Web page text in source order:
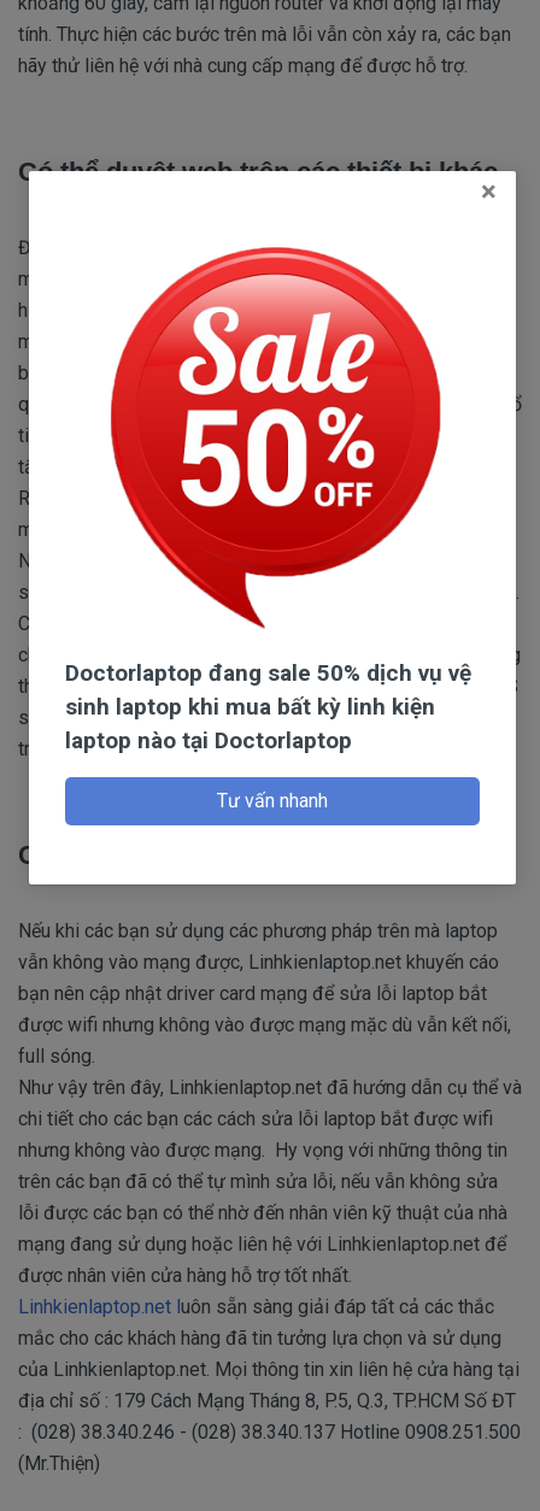
tính. Thực hiện các bước trên mà lỗi vẫn còn xảy ra, các bạn
hãy thử liên hệ với nhà cung cấp mạng để được hỗ trợ.
Có thể duyệt web trên các thiết bị khác
Để sửa lỗi laptop bắt được wifi nhưng không vào được
mạng các bạn có thể duyệt web trên các thiết bị khác. Thực
hiện xóa các file tạm thời như: Nhấn Windows + X để mở
menu Winx, click chọn File Explorer. Trên thanh địa chỉ, các
bạn nhập C:Windows emp nhấn Enter. Nếu được yêu cầu
quyền Admin, các bạn click Continue để tiếp tục. Trên cửa sổ
tiếp theo sẽ hiển thị các file tạm thời, nhấn Ctrl + A để chọn
tất cả các file, kích chuột phải vào đó rồi chọn Delete.
Reset lại DNS. Các bạn kích chuột phải vào biểu tượng
mạng ở góc dưới cùng bên phải màn hình, chọn Open
Network and Sharing Center. Click chọn Change adapter
settings và chọn card Wifi của bạn rồi click chọn Properties.
Chọn Internet Protocol Version 4 click chọn Properties,
chọn Obtain an IP address automatically. Nếu các bạn không
thể kết nối với Internet, bạn hãy chọn Use the following DNS
server addresses và điền các địa chỉ DNS. Ấn OK để kiểm
tra xem lỗi còn hay không
Cập nhật driver card mạng
Nếu khi các bạn sử dụng các phương pháp trên mà laptop
vẫn không vào mạng được, Linhkienlaptop.net khuyến cáo
bạn nên cập nhật driver card mạng để sửa lỗi laptop bắt
được wifi nhưng không vào được mạng mặc dù vẫn kết nối,
full sóng.
Như vậy trên đây, Linhkienlaptop.net đã hướng dẫn cụ thể và
chi tiết cho các bạn các cách sửa lỗi laptop bắt được wifi
nhưng không vào được mạng. Hy vọng với những thông tin
trên các bạn đã có thể tự mình sửa lỗi, nếu vẫn không sửa
lỗi được các bạn có thể nhờ đến nhân viên kỹ thuật của nhà
mạng đang sử dụng hoặc liên hệ với Linhkienlaptop.net để
được nhân viên cửa hàng hỗ trợ tốt nhất.
Linhkienlaptop.net luôn sẵn sàng giải đáp tất cả các thắc
mắc cho các khách hàng đã tin tưởng lựa chọn và sử dụng
của Linhkienlaptop.net. Mọi thông tin xin liên hệ cửa hàng tại
địa chỉ số : 179 Cách Mạng Tháng 8, P.5, Q.3, TP.HCM Số ĐT
: (028) 38.340.246 - (028) 38.340.137 Hotline 0908.251.500
(Mr.Thiện)
×
Doctorlaptop đang sale 50% dịch vụ vệ
sinh laptop khi mua bất kỳ linh kiện
laptop nào tại Doctorlaptop
Tư vấn nhanh